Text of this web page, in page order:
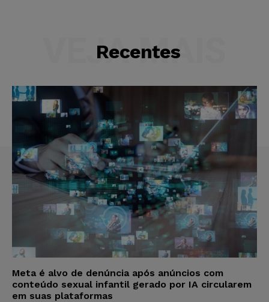
Recentes
VEJA MAIS
Meta é alvo de denúncia após anúncios com
conteúdo sexual infantil gerado por IA circularem
em suas plataformas